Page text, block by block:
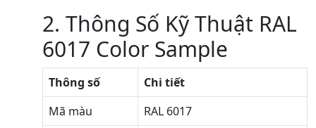
2. Thông Số Kỹ Thuật RAL
6017 Color Sample
Thông số
Chi tiết
Mã màu
RAL 6017